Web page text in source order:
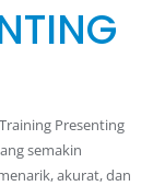
Training Presenting
semakin
akurat, dan